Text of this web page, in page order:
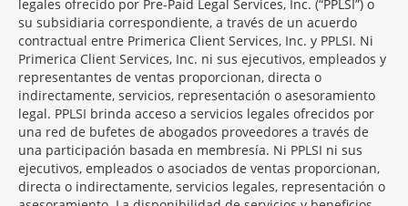
legales ofrecido por Pre-Paid Legal Services, Inc. (“PPLSI”) o
su subsidiaria correspondiente, a través de un acuerdo
contractual entre Primerica Client Services, Inc. y PPLSI. Ni
Primerica Client Services, Inc. ni sus ejecutivos, empleados y
representantes de ventas proporcionan, directa o
indirectamente, servicios, representación o asesoramiento
legal. PPLSI brinda acceso a servicios legales ofrecidos por
una red de bufetes de abogados proveedores a través de
una participación basada en membresía. Ni PPLSI ni sus
ejecutivos, empleados o asociados de ventas proporcionan,
directa o indirectamente, servicios legales, representación o